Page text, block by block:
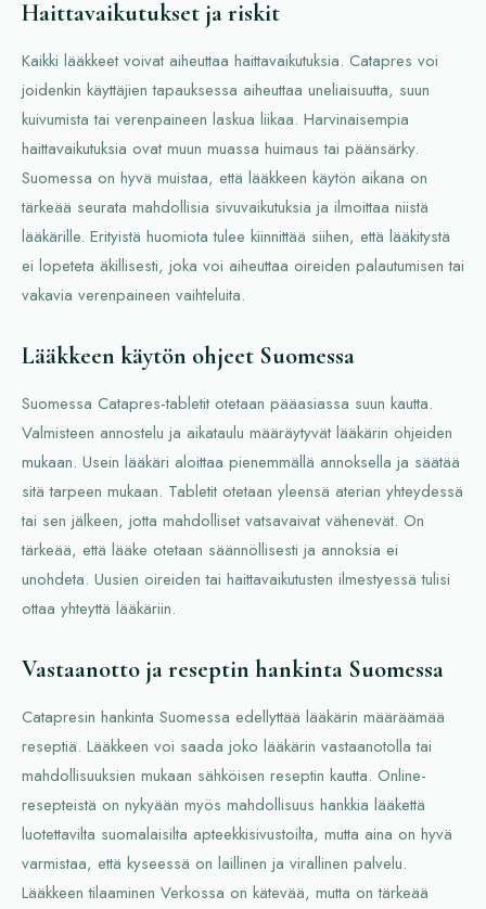
Haittavaikutukset ja riskit
Kaikki lääkkeet voivat aiheuttaa haittavaikutuksia. Catapres voi
joidenkin käyttäjien tapauksessa aiheuttaa uneliaisuutta, suun
kuivumista tai verenpaineen laskua liikaa. Harvinaisempia
haittavaikutuksia ovat muun muassa huimaus tai päänsärky.
Suomessa on hyvä muistaa, että lääkkeen käytön aikana on
tärkeää seurata mahdollisia sivuvaikutuksia ja ilmoittaa niistä
lääkärille. Erityistä huomiota tulee kiinnittää siihen, että lääkitystä
ei lopeteta äkillisesti, joka voi aiheuttaa oireiden palautumisen tai
vakavia verenpaineen vaihteluita.
Lääkkeen käytön ohjeet Suomessa
Suomessa Catapres-tabletit otetaan pääasiassa suun kautta.
Valmisteen annostelu ja aikataulu määräytyvät lääkärin ohjeiden
mukaan. Usein lääkäri aloittaa pienemmällä annoksella ja säätää
sitä tarpeen mukaan. Tabletit otetaan yleensä aterian yhteydessä
tai sen jälkeen, jotta mahdolliset vatsavaivat vähenevät. On
tärkeää, että lääke otetaan säännöllisesti ja annoksia ei
unohdeta. Uusien oireiden tai haittavaikutusten ilmestyessä tulisi
ottaa yhteyttä lääkäriin.
Vastaanotto ja reseptin hankinta Suomessa
Catapresin hankinta Suomessa edellyttää lääkärin määräämää
reseptiä. Lääkkeen voi saada joko lääkärin vastaanotolla tai
mahdollisuuksien mukaan sähköisen reseptin kautta. Online-
resepteistä on nykyään myös mahdollisuus hankkia lääkettä
luotettavilta suomalaisilta apteekkisivustoilta, mutta aina on hyvä
varmistaa, että kyseessä on laillinen ja virallinen palvelu.
Lääkkeen tilaaminen Verkossa on kätevää, mutta on tärkeää